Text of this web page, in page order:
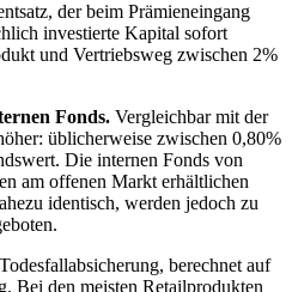
der beim Prämieneingang
investierte Kapital sofort
und Vertriebsweg zwischen 2%
Fonds. Vergleichbar mit der
üblicherweise zwischen 0,80%
Die internen Fonds von
am offenen Markt erhältlichen
identisch, werden jedoch zu
berechnet auf
Bei den meisten Retailprodukten